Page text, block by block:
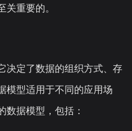
重要的。
决定了数据的组织方式、存
模型适用于不同的应用场
数据模型，包括：